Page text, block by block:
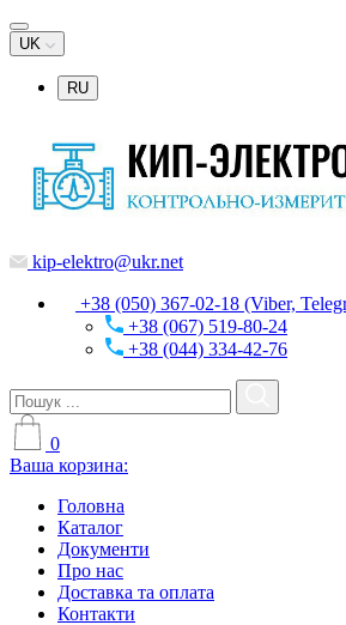
UK
RU
kip-elektro@ukr.net
+38 (050) 367-02-18 (Viber,
+38 (067) 519-80-24
+38 (044) 334-42-76
0
Ваша корзина:
Головна
Каталог
Документи
Про нас
Доставка та оплата
Контакти